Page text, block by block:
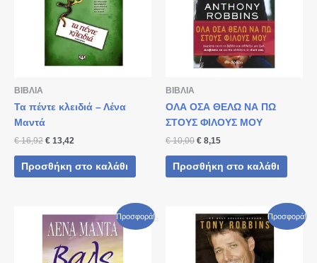
ΒΙΒΛΙΑ
Τα πέντε κλειδιά – Λένα
Μαντά
€16,92 € 13,42
Προσθήκη στο καλάθι
ΒΙΒΛΙΑ
ΟΛΑ ΟΣΑ ΘΕΛΩ ΝΑ ΠΩ
ΣΤΟΥΣ ΦΙΛΟΥΣ ΜΟΥ
€10,00 € 8,15
Προσθήκη στο καλάθι
Προσφορά!
price
was:
€ 14,20.
τρέχουσα
τιμή
είναι:
€ 10,00.
Προσφορά!
Original
price
was:
€ 16,00.
Η
τρέχουσα
τιμή
είναι:
€ 12,00.